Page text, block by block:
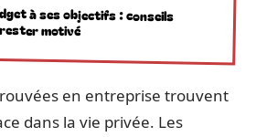
à ses objectifs : conseils
motivé
en entreprise trouvent
dans la vie privée. Les